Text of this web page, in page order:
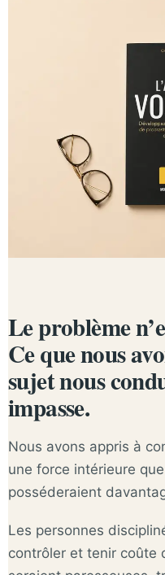
Le problème
Ce que nous
sujet nous
impasse.
Nous avons appris à
une force intérieure
posséderaient
Les personnes
contrôler et tenir coûte